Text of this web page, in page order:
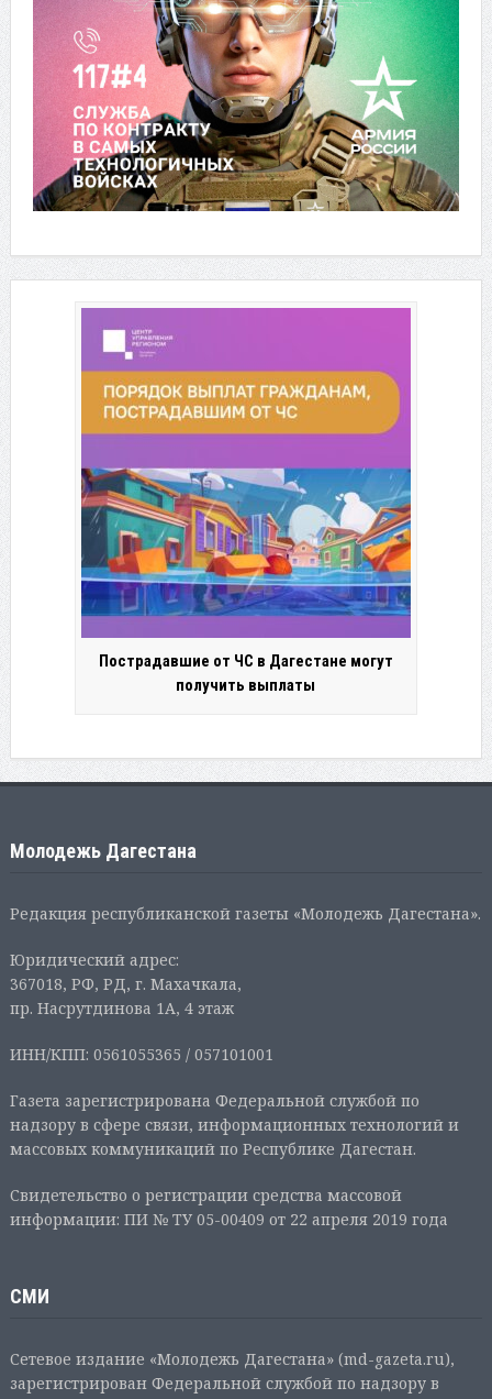
Пострадавшие от ЧС в Дагестане могут
получить выплаты
Молодежь Дагестана
Редакция республиканской газеты «Молодежь Дагестана».
Юридический адрес:
367018, РФ, РД, г. Махачкала,
пр. Насрутдинова 1А, 4 этаж
ИНН/КПП: 0561055365 / 057101001
Газета зарегистрирована Федеральной службой по
надзору в сфере связи, информационных технологий и
массовых коммуникаций по Республике Дагестан.
Свидетельство о регистрации средства массовой
информации: ПИ № ТУ 05-00409 от 22 апреля 2019 года
СМИ
Сетевое издание «Молодежь Дагестана» (md-gazeta.ru),
зарегистрирован Федеральной службой по надзору в